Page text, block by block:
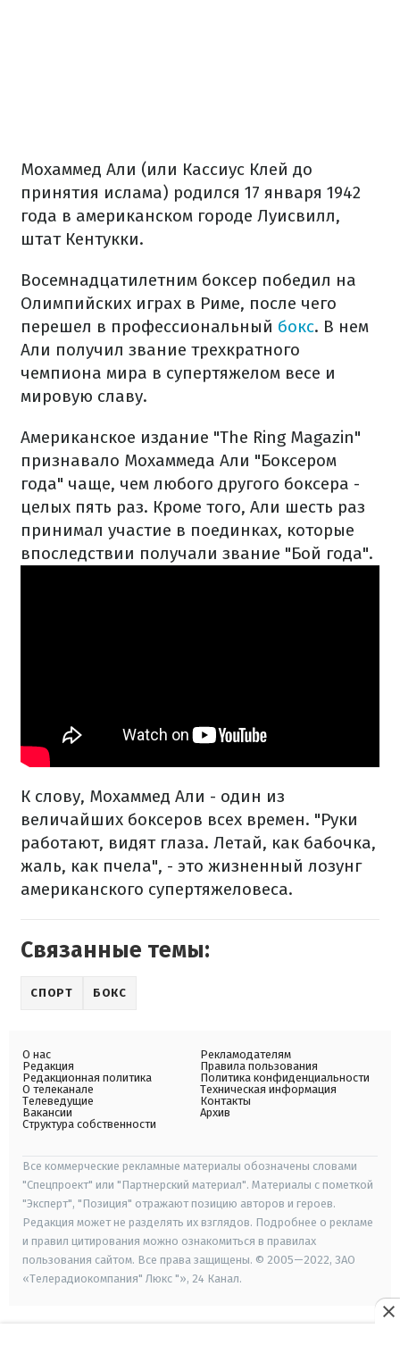
Мохаммед Али (или Кассиус Клей до
принятия ислама) родился 17 января 1942
года в американском городе Луисвилл,
штат Кентукки.
Восемнадцатилетним боксер победил на
Олимпийских играх в Риме, после чего
перешел в профессиональный бокс. В нем
Али получил звание трехкратного
чемпиона мира в супертяжелом весе и
мировую славу.
Американское издание "The Ring Magazin"
признавало Мохаммеда Али "Боксером
года" чаще, чем любого другого боксера -
целых пять раз. Кроме того, Али шесть раз
принимал участие в поединках, которые
впоследствии получали звание "Бой года".
К слову, Мохаммед Али - один из
величайших боксеров всех времен. "Руки
работают, видят глаза. Летай, как бабочка,
жаль, как пчела", - это жизненный лозунг
американского супертяжеловеса.
Связанные темы:
СПОРТ БОКС
О нас
Редакция
Редакционная политика
О телеканале
Телеведущие
Вакансии
Структура собственности
Рекламодателям
Правила пользования
Политика конфиденциальности
Техническая информация
Контакты
Архив
Все коммерческие рекламные материалы обозначены словами
"Спецпроект" или "Партнерский материал". Материалы с пометкой
"Эксперт", "Позиция" отражают позицию авторов и героев.
Редакция может не разделять их взглядов. Подробнее о рекламе
и правил цитирования можно ознакомиться в правилах
пользования сайтом. Все права защищены. © 2005—2022, ЗАО
«Телерадиокомпания" Люкс "», 24 Канал.